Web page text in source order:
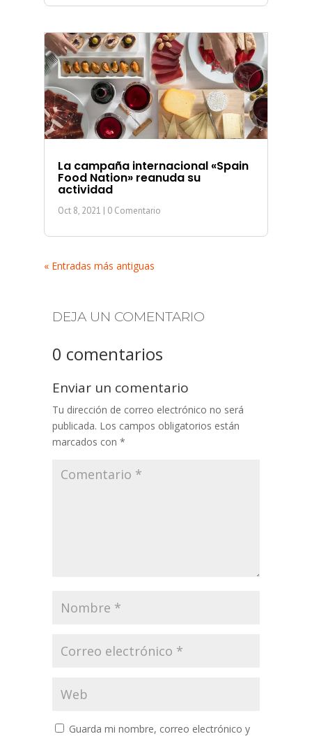
La campaña internacional «Spain
Food Nation» reanuda su
actividad
Oct 8, 2021 | 0 Comentario
« Entradas más antiguas
DEJA UN COMENTARIO
0 comentarios
Enviar un comentario
Tu dirección de correo electrónico no será
publicada. Los campos obligatorios están
marcados con *
Guarda mi nombre, correo electrónico y